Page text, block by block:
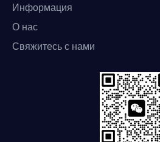
Информация
О нас
Свяжитесь с нами